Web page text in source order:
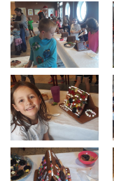
Die Macher
Kontakt & Formulare